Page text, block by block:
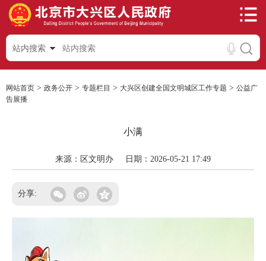
站内搜索
网站首页 > 政务公开 > 专题栏目 > 大兴区创建全国文明城区工作专题 > 公益广
告展播
小满
来源：区文明办 日期：2026-05-21 17:49
分享: